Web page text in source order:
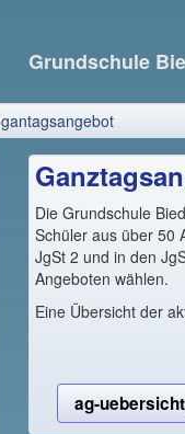
Grundschule
gantagsangebot
Die Grundschule
Schüler aus über 50
JgSt 2 und in den
Angeboten wählen.
Eine Übersicht der
ag-